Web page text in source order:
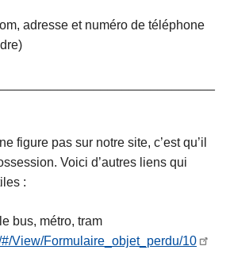
adresse et numéro de téléphone
figure pas sur notre site, c’est qu’il
Voici d’autres liens qui
:
bus, métro, tram
View/Formulaire_objet_perdu/10